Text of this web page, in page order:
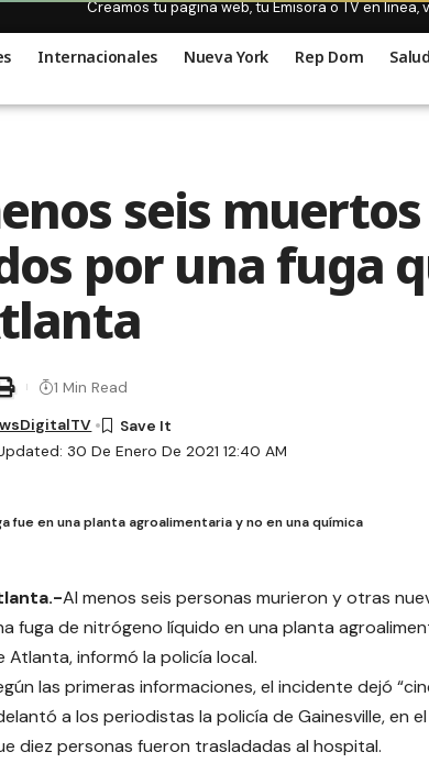
Creamos tu pagina web, tu Emisora o TV en
Internacionales Nueva York Rep Dom Salud
seis
por una fuga
30 De Enero De 2021 12:40 AM
1 Min Read
fue en una planta agroalimentaria y no en una química
Al menos seis personas murieron y otras
fuga de nitrógeno líquido en una planta
Atlanta, informó la policía local.
las primeras informaciones, el incidente dejó
a los periodistas la policía de Gainesville, en
diez personas fueron trasladadas al hospital.